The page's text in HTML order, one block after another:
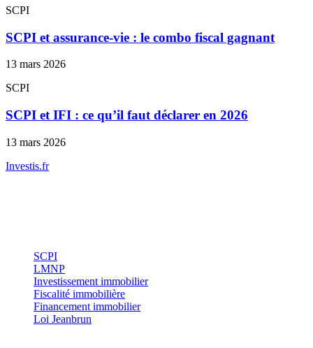
SCPI
SCPI et assurance-vie : le combo fiscal gagnant
13 mars 2026
SCPI
SCPI et IFI : ce qu’il faut déclarer en 2026
13 mars 2026
Investis.fr
SCPI
LMNP
Investissement immobilier
Fiscalité immobilière
Financement immobilier
Loi Jeanbrun